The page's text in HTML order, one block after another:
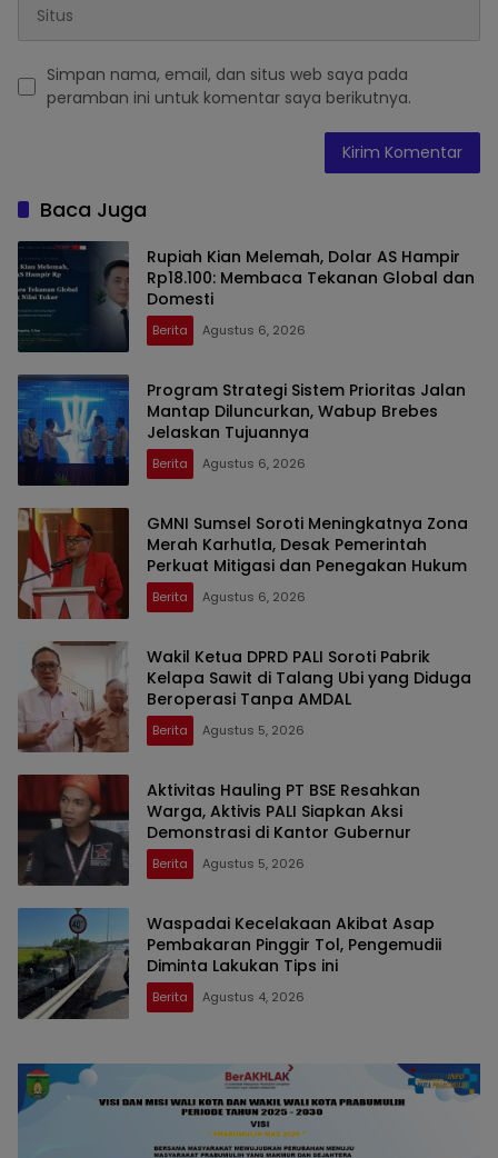
Simpan nama, email, dan situs web saya pada
peramban ini untuk komentar saya berikutnya.
Baca Juga
Rupiah Kian Melemah, Dolar AS Hampir
Rp18.100: Membaca Tekanan Global dan
Domesti
Berita Agustus 6, 2026
Program Strategi Sistem Prioritas Jalan
Mantap Diluncurkan, Wabup Brebes
Jelaskan Tujuannya
Berita Agustus 6, 2026
GMNI Sumsel Soroti Meningkatnya Zona
Merah Karhutla, Desak Pemerintah
Perkuat Mitigasi dan Penegakan Hukum
Berita Agustus 6, 2026
Wakil Ketua DPRD PALI Soroti Pabrik
Kelapa Sawit di Talang Ubi yang Diduga
Beroperasi Tanpa AMDAL
Berita Agustus 5, 2026
Aktivitas Hauling PT BSE Resahkan
Warga, Aktivis PALI Siapkan Aksi
Demonstrasi di Kantor Gubernur
Berita Agustus 5, 2026
Waspadai Kecelakaan Akibat Asap
Pembakaran Pinggir Tol, Pengemudii
Diminta Lakukan Tips ini
Berita Agustus 4, 2026